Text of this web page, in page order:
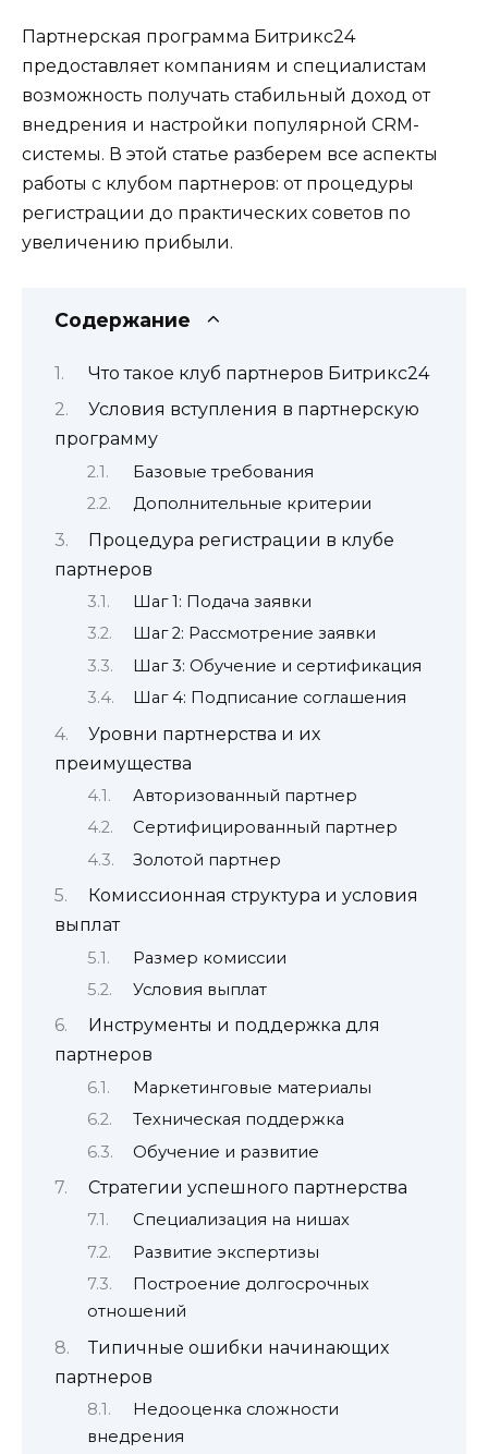
Партнерская программа Битрикс24
предоставляет компаниям и специалистам
возможность получать стабильный доход от
внедрения и настройки популярной CRM-
системы. В этой статье разберем все аспекты
работы с клубом партнеров: от процедуры
регистрации до практических советов по
увеличению прибыли.
Содержание
Что такое клуб партнеров Битрикс24
Условия вступления в партнерскую
программу
Базовые требования
Дополнительные критерии
Процедура регистрации в клубе
партнеров
Шаг 1: Подача заявки
Шаг 2: Рассмотрение заявки
Шаг 3: Обучение и сертификация
Шаг 4: Подписание соглашения
Уровни партнерства и их
преимущества
Авторизованный партнер
Сертифицированный партнер
Золотой партнер
Комиссионная структура и условия
выплат
Размер комиссии
Условия выплат
Инструменты и поддержка для
партнеров
Маркетинговые материалы
Техническая поддержка
Обучение и развитие
Стратегии успешного партнерства
Специализация на нишах
Развитие экспертизы
Построение долгосрочных
отношений
Типичные ошибки начинающих
партнеров
Недооценка сложности
внедрения